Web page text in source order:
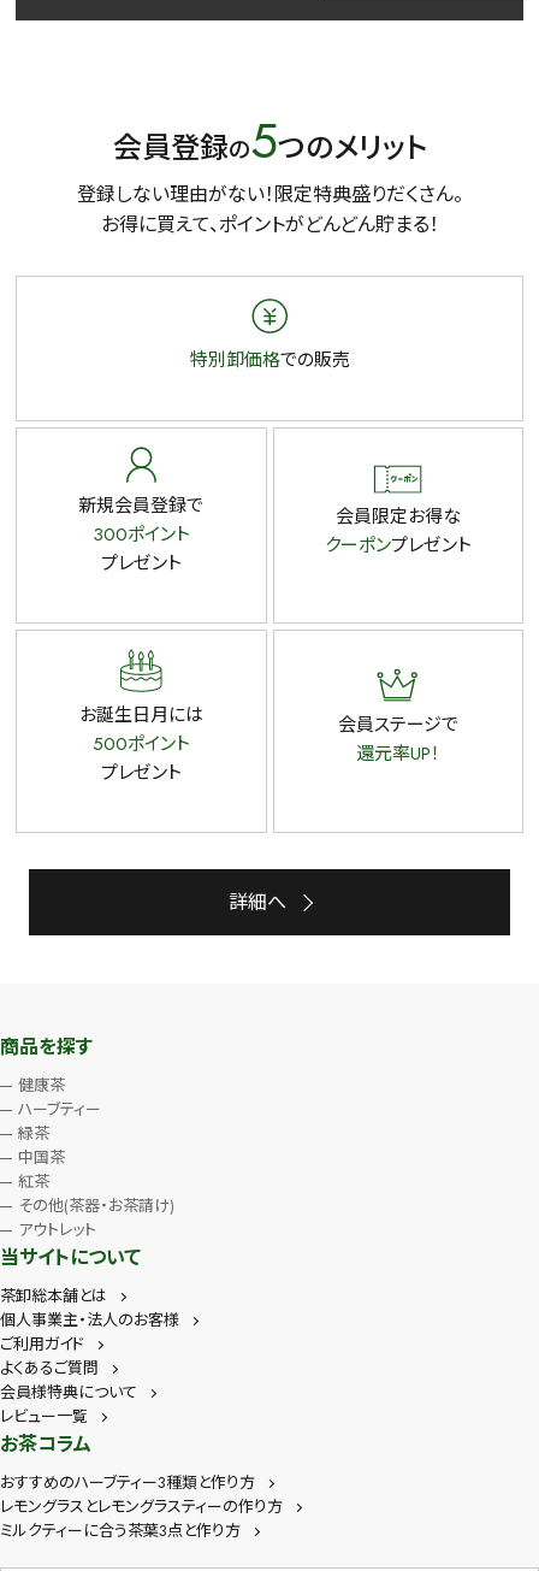
会員登録の5つのメリット
登録しない理由がない！限定特典盛りだくさん。
お得に買えて、ポイントがどんどん貯まる！
特別卸価格での販売
新規会員登録で
300ポイント
プレゼント
会員限定お得な
クーポンプレゼント
お誕生日月には
500ポイント
プレゼント
会員ステージで
還元率UP！
詳細へ
商品を探す
健康茶
ハーブティー
緑茶
中国茶
紅茶
その他(茶器・お茶請け)
アウトレット
当サイトについて
茶卸総本舗とは
個人事業主・法人のお客様
ご利用ガイド
よくあるご質問
会員様特典について
レビュー一覧
お茶コラム
おすすめのハーブティー3種類と作り方
レモングラスとレモングラスティーの作り方
ミルクティーに合う茶葉3点と作り方